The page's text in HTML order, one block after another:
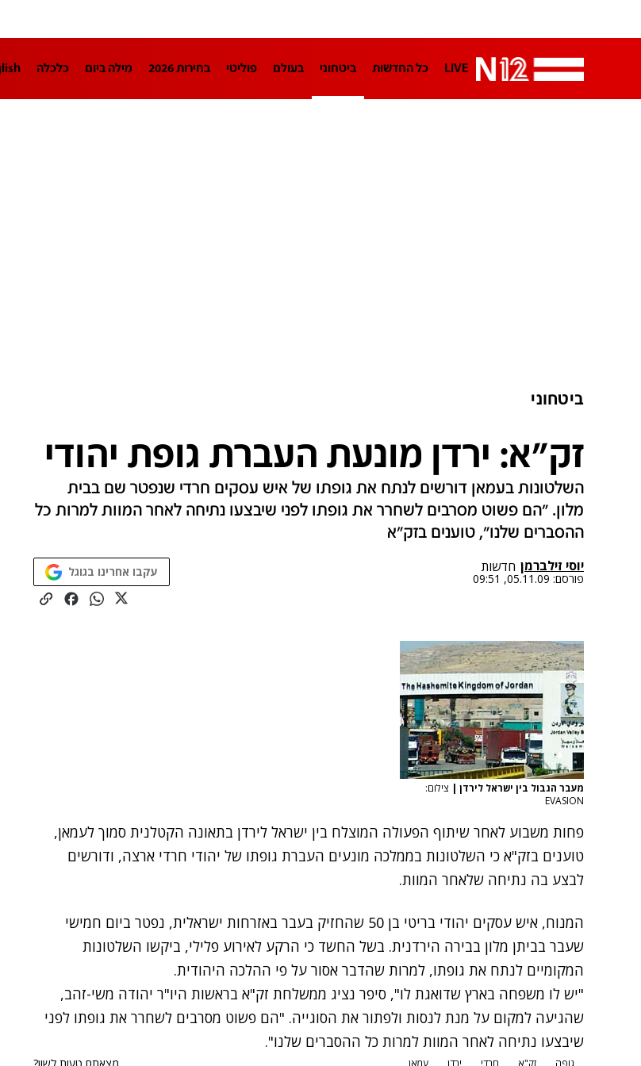
LIVE כל החדשות ביטחוני בעולם פוליטי בחירות 2026 מילה ביום כלכלה
ביטחוני
זק"א: ירדן מונעת העברת גופת יהודי
השלטונות בעמאן דורשים לנתח את גופתו של איש עסקים חרדי שנפטר שם בבית
מלון. "הם פשוט מסרבים לשחרר את גופתו לפני שיבצעו נתיחה לאחר המוות למרות כל
ההסברים שלנו", טוענים בזק"א
יוסי זילברמן חדשות
פורסם: 05.11.09, 09:51 עקבו אחרינו בגוגל
מעבר הגבול בין ישראל לירדן | צילום:
EVASION
פחות משבוע לאחר שיתוף הפעולה המוצלח בין ישראל לירדן בתאונה הקטלנית סמוך לעמאן,
טוענים בזק"א כי השלטונות בממלכה מונעים העברת גופתו של יהודי חרדי ארצה, ודורשים
לבצע בה נתיחה שלאחר המוות.
המנוח, איש עסקים יהודי בריטי בן 50 שהחזיק בעבר באזרחות ישראלית, נפטר ביום חמישי
שעבר בביתן מלון בבירה הירדנית. בשל החשד כי הרקע לאירוע פלילי, ביקשו השלטונות
המקומיים לנתח את גופתו, למרות שהדבר אסור על פי ההלכה היהודית.
"יש לו משפחה בארץ שדואגת לו", סיפר נציג ממשלחת זק"א בראשות היו"ר יהודה משי-זהב,
שהגיעה למקום על מנת לנסות ולפתור את הסוגייה. "הם פשוט מסרבים לשחרר את גופתו לפני
שיבצעו נתיחה לאחר המוות למרות כל ההסברים שלנו".
גופה זק"א חרדי ירדן עמאן